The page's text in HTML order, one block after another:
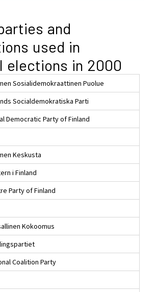
and
used in
elections in 2000
Sosialidemokraattinen Puolue
Socialdemokratiska Parti
Democratic Party of Finland
Keskusta
i Finland
Party of Finland
Kokoomus
Coalition Party